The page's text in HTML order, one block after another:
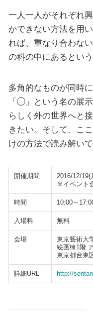
一人一人がそれぞれ
かできない方法を用
れば、重なり合わな
の科の中にあるという
多角的なものが同時
「◯」という名の展
らしく外の世界へと
きたい。そして、こ
けの方法で読み解い
開催期間
2016/12/19(
※イベント
時間 10:00～
入場料 無料
会場
東京藝術大
絵画棟1階
東京都台東
詳細URL http://